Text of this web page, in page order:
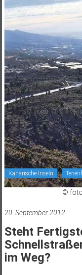
Inseln
Kanarische Inseln
©
20. September 2012
Steht
im Weg?